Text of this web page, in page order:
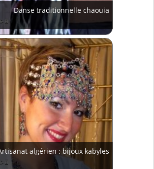
Danse traditionnelle chaouia
algérien : bijoux kabyles